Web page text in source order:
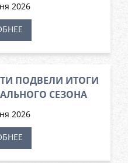
2026
ПОДВЕЛИ ИТОГИ
СЕЗОНА
2026